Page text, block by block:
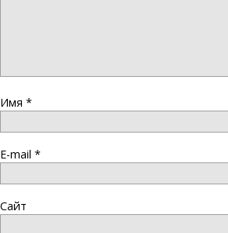
Имя *
E-mail *
Сайт